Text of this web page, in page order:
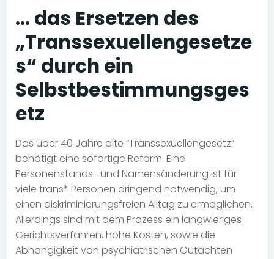
… das Ersetzen des
„Transsexuellengesetze
s“ durch ein
Selbstbestimmungsges
etz
Das über 40 Jahre alte “Transsexuellengesetz”
benötigt eine sofortige Reform. Eine
Personenstands- und Namensänderung ist für
viele trans* Personen dringend notwendig, um
einen diskriminierungsfreien Alltag zu ermöglichen.
Allerdings sind mit dem Prozess ein langwieriges
Gerichtsverfahren, hohe Kosten, sowie die
Abhängigkeit von psychiatrischen Gutachten